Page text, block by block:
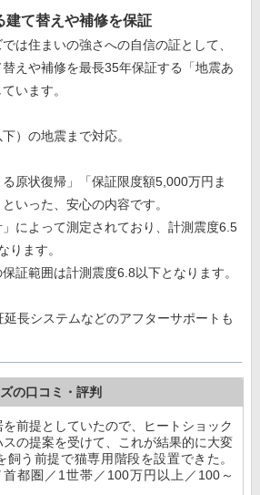
建て替えや補修を保証
は住まいの強さへの自信の証として、
えや補修を最長35年保証する「地震あ
います。
）の地震まで対応。
る原状復帰」「保証限度額5,000万円ま
いった、安心の内容です。
によって測定されており、計測震度6.5
ります。
証範囲は計測震度6.8以下となります。
長システムなどのアフターサポートも
の口コミ・評判
前提としていたので、ヒートショック
の提案を受けて、これが結果的に大変
飼う前提で猫専用階段を設置できた。
首都圏／1世帯／100万円以上／100～